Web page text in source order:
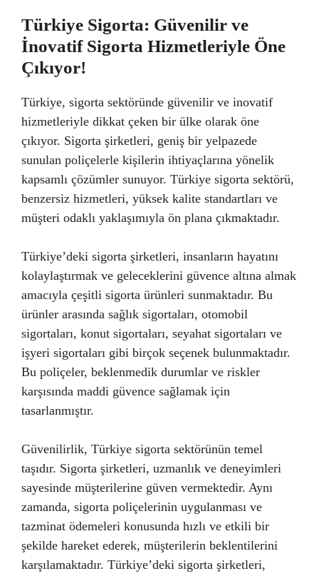
Türkiye Sigorta: Güvenilir ve
İnovatif Sigorta Hizmetleriyle Öne
Çıkıyor!
Türkiye, sigorta sektöründe güvenilir ve inovatif
hizmetleriyle dikkat çeken bir ülke olarak öne
çıkıyor. Sigorta şirketleri, geniş bir yelpazede
sunulan poliçelerle kişilerin ihtiyaçlarına yönelik
kapsamlı çözümler sunuyor. Türkiye sigorta sektörü,
benzersiz hizmetleri, yüksek kalite standartları ve
müşteri odaklı yaklaşımıyla ön plana çıkmaktadır.
Türkiye’deki sigorta şirketleri, insanların hayatını
kolaylaştırmak ve geleceklerini güvence altına almak
amacıyla çeşitli sigorta ürünleri sunmaktadır. Bu
ürünler arasında sağlık sigortaları, otomobil
sigortaları, konut sigortaları, seyahat sigortaları ve
işyeri sigortaları gibi birçok seçenek bulunmaktadır.
Bu poliçeler, beklenmedik durumlar ve riskler
karşısında maddi güvence sağlamak için
tasarlanmıştır.
Güvenilirlik, Türkiye sigorta sektörünün temel
taşıdır. Sigorta şirketleri, uzmanlık ve deneyimleri
sayesinde müşterilerine güven vermektedir. Aynı
zamanda, sigorta poliçelerinin uygulanması ve
tazminat ödemeleri konusunda hızlı ve etkili bir
şekilde hareket ederek, müşterilerin beklentilerini
karşılamaktadır. Türkiye’deki sigorta şirketleri,